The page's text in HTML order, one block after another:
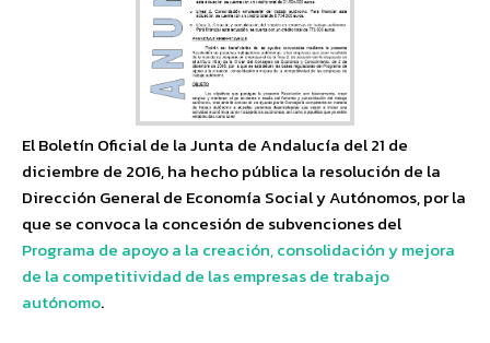
El Boletín Oficial de la Junta de Andalucía del 21 de
diciembre de 2016, ha hecho pública la resolución de la
Dirección General de Economía Social y Autónomos, por la
que se convoca la concesión de subvenciones del
Programa de apoyo a la creación, consolidación y mejora
de la competitividad de las empresas de trabajo
autónomo.